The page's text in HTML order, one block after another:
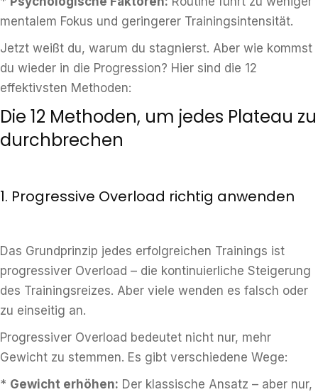
mentalem Fokus und geringerer Trainingsintensität.
Jetzt weißt du, warum du stagnierst. Aber wie kommst
du wieder in die Progression? Hier sind die 12
effektivsten Methoden:
Die 12 Methoden, um jedes Plateau zu
durchbrechen
1. Progressive Overload richtig anwenden
Das Grundprinzip jedes erfolgreichen Trainings ist
progressiver Overload – die kontinuierliche Steigerung
des Trainingsreizes. Aber viele wenden es falsch oder
zu einseitig an.
Progressiver Overload bedeutet nicht nur, mehr
Gewicht zu stemmen. Es gibt verschiedene Wege:
* Gewicht erhöhen: Der klassische Ansatz – aber nur,